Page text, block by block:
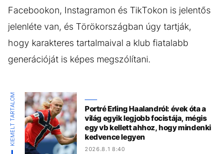
Facebookon, Instagramon és TikTokon is jelentős
jelenléte van, és Törökországban úgy tartják,
hogy karakteres tartalmaival a klub fiatalabb
generációját is képes megszólítani.
KIEMELT TARTALOM
Portré Erling Haalandról: évek óta a
világ egyik legjobb focistája, mégis
egy vb kellett ahhoz, hogy mindenki
kedvence legyen
2026.8.1 8:40